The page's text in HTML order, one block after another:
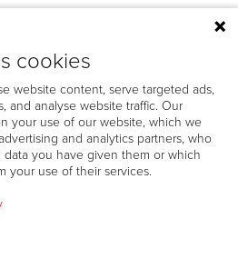
cookies
website content, serve targeted ads,
and analyse website traffic. Our
your use of our website, which we
and analytics partners, who
you have given them or which
your use of their services.